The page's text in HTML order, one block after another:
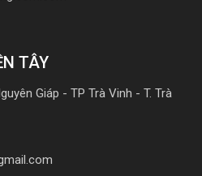
TÂY
Giáp - TP Trà Vinh - T. Trà